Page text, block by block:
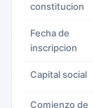
constitucion
Fecha de
inscripcion
Capital social
Comienzo de